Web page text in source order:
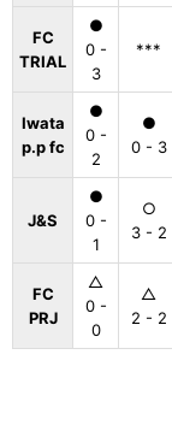
FC
TRIAL
●
0 -
3
***
Iwata
p.p fc
●
0 -
2
●
0 - 3
J&S
●
0 -
1
○
3 - 2
FC
PRJ
△
0 -
0
△
2 - 2